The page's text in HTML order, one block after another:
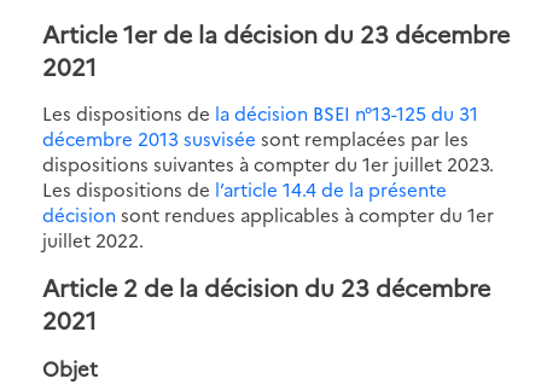
Article 1er de la décision du 23 décembre
2021
Les dispositions de la décision BSEI n°13-125 du 31
décembre 2013 susvisée sont remplacées par les
dispositions suivantes à compter du 1er juillet 2023.
Les dispositions de l’article 14.4 de la présente
décision sont rendues applicables à compter du 1er
juillet 2022.
Article 2 de la décision du 23 décembre
2021
Objet